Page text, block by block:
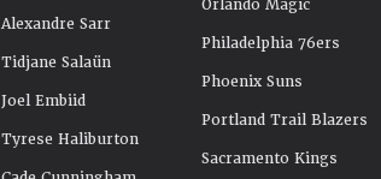
Alexandre Sarr
Tidjane Salaün
Joel Embiid
Tyrese Haliburton
Orlando Magic
Philadelphia 76ers
Phoenix Suns
Portland Trail Blazers
Sacramento Kings